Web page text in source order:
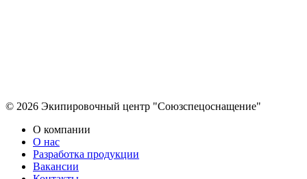
© 2026 Экипировочный центр "Союзспецоснащение"
О компании
О нас
Разработка продукции
Вакансии